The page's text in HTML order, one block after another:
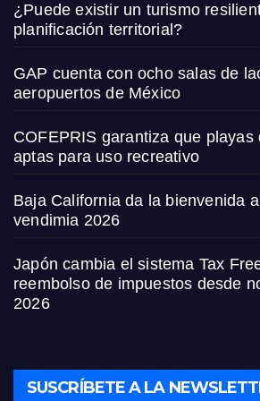
¿Puede existir un turismo
planificación territorial?
GAP cuenta con ocho salas de
aeropuertos de México
COFEPRIS garantiza que playas
aptas para uso recreativo
Baja California da la bienvenida
vendimia 2026
Japón cambia el sistema Tax
reembolso de impuestos desde
2026
SUSCRÍBETE A LA